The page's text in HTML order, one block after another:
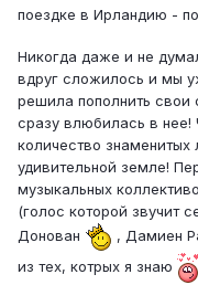
поездке в Ирландию -
Никогда даже и не
вдруг сложилось и мы
решила пополнить свои
сразу влюбилась в нее!
количество
удивительной земле!
музыкальных
(голос которой звучит
Донован
, Дамиен
из тех, котрых я знаю